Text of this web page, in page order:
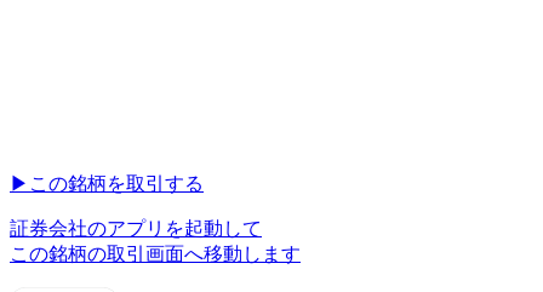
▶︎ この銘柄を取引する
証券会社のアプリを起動して
この銘柄の取引画面へ移動します